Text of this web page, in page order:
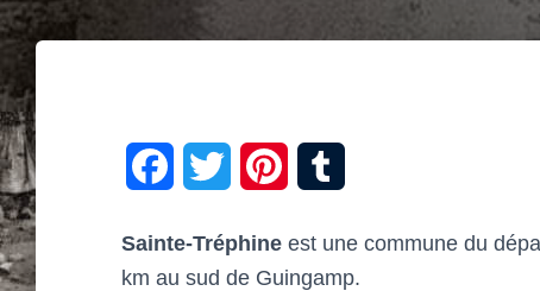
Sainte-Tréphine est une commune du
km au sud de Guingamp.